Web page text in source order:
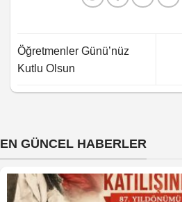
Öğretmenler Günü’nüz
Kutlu Olsun
EN GÜNCEL HABERLER